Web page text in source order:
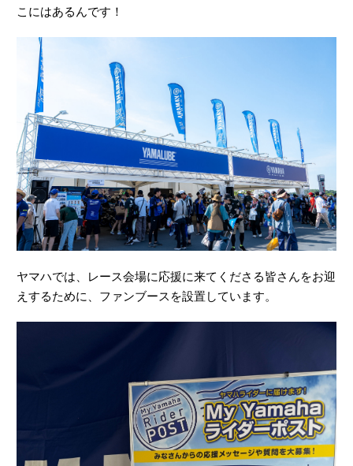
こにはあるんです！
ヤマハでは、レース会場に応援に来てくださる皆さんをお迎
えするために、ファンブースを設置しています。